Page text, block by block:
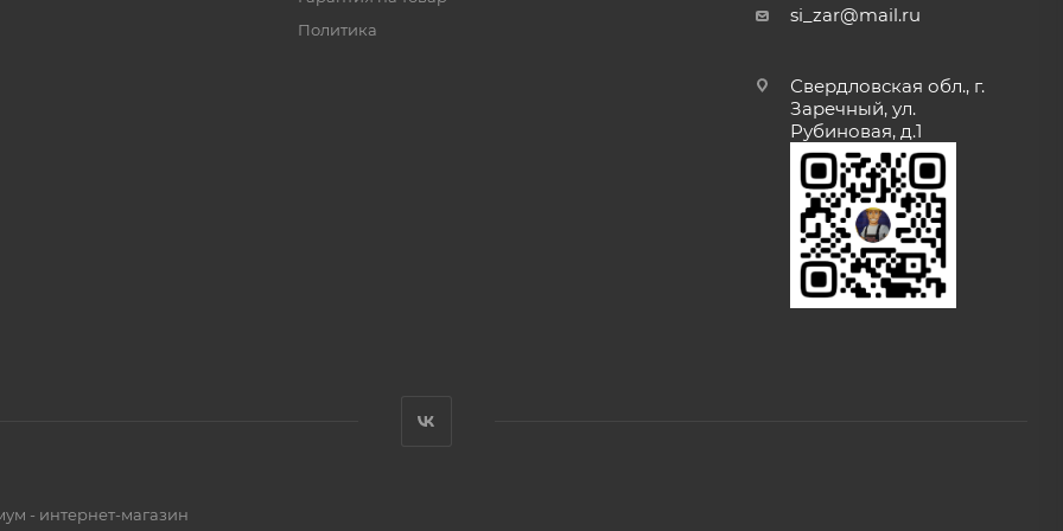
Политика
si_zar@mail.ru
Свердловская обл., г.
Заречный, ул.
Рубиновая, д.1
- интернет-магазин